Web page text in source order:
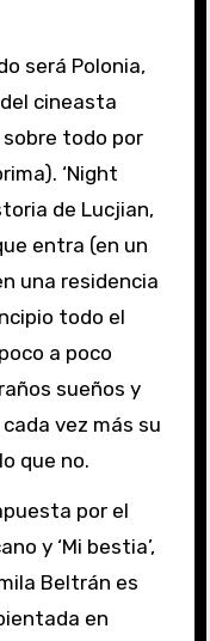
será Polonia,
cineasta
sobre todo por
‘Night
de Lucjian,
entra (en un
una residencia
todo el
a poco
sueños y
vez más su
que no.
por el
y ‘Mi bestia’,
Beltrán es
en